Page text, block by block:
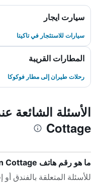
سيارت ايجار
سيارات للاستئجار في تاكيتا
المطارات القريبة
رحلات طيران إلى مطار فوكوكا
Cottage
ما هو رقم هاتف Kuju Kogen Cottage؟
للأسئلة المتعلقة بالفندق أو